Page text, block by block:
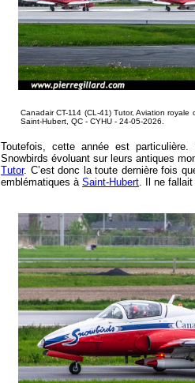
Canadair CT-114 (CL-41) Tutor, Aviation
Saint-Hubert, QC - CYHU - 24-05-2026.
Toutefois, cette année est
Snowbirds évoluant sur leurs antiques
Tutor. C’est donc la toute dernière fois
emblématiques à Saint-Hubert . Il ne